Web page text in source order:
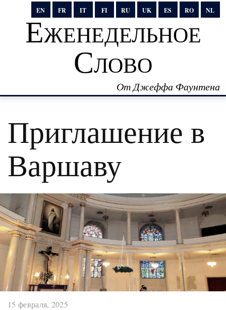
EN FR IT FI RU UK ES RO NL
Еженедельное
Слово
От Джеффа Фаунтена
Приглашение в
Варшаву
15 февраля, 2025